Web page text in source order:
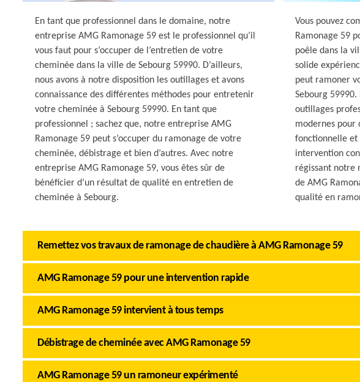
En tant que professionnel dans le domaine, notre
entreprise AMG Ramonage 59 est le professionnel qu’il
vous faut pour s’occuper de l’entretien de votre
cheminée dans la ville de Sebourg 59990. D’ailleurs,
nous avons à notre disposition les outillages et avons
connaissance des différentes méthodes pour entretenir
votre cheminée à Sebourg 59990. En tant que
professionnel ; sachez que, notre entreprise AMG
Ramonage 59 peut s’occuper du ramonage de votre
cheminée, débistrage et bien d’autres. Avec notre
entreprise AMG Ramonage 59, vous êtes sûr de
bénéficier d’un résultat de qualité en entretien de
cheminée à Sebourg.
Vous pouvez
Ramonage 59
poêle dans la
solide
peut ramoner
Sebourg
outillages
modernes pour
fonctionnelle et
intervention
régissant notre
de AMG
qualité en
Remettez vos travaux de ramonage de chaudière à AMG Ramonage 59
AMG Ramonage 59 pour une intervention rapide
AMG Ramonage 59 intervient à tous temps
Débistrage de cheminée avec AMG Ramonage 59
AMG Ramonage 59 un ramoneur expérimenté